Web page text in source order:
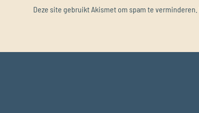
Deze site gebruikt Akismet om spam te verminderen.